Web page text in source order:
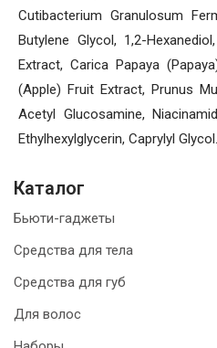
Cutibacterium Granulosum
Butylene Glycol, 1,2-
Extract, Carica Papaya
(Apple) Fruit Extract, Prunus
Acetyl Glucosamine,
Ethylhexylglycerin, Caprylyl Glycol.
Каталог
Бьюти-гаджеты
Средства для тела
Средства для губ
Для волос